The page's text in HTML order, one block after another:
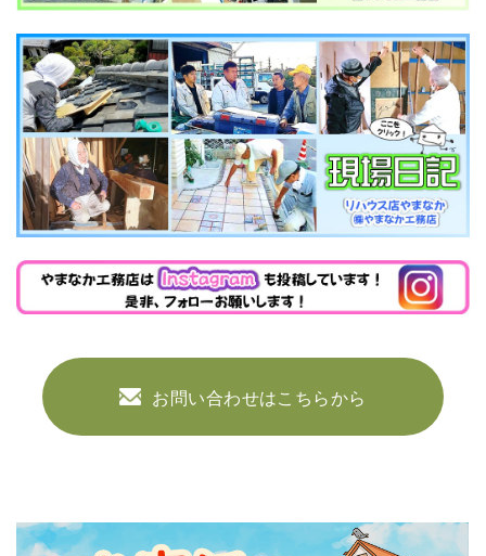
お問い合わせはこちらから